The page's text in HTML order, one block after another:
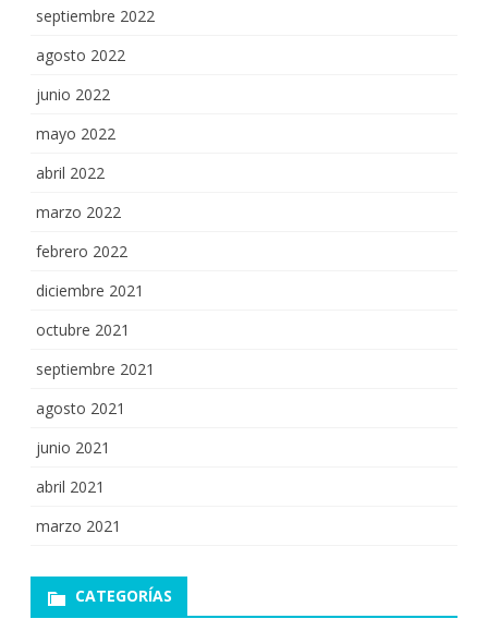
septiembre 2022
agosto 2022
junio 2022
mayo 2022
abril 2022
marzo 2022
febrero 2022
diciembre 2021
octubre 2021
septiembre 2021
agosto 2021
junio 2021
abril 2021
marzo 2021
CATEGORÍAS